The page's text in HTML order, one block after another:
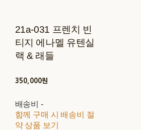
21a-031 프렌치 빈
티지 에나멜 유텐실
랙 & 래들
350,000원
배송비 -
함께 구매 시 배송비 절
약 상품 보기